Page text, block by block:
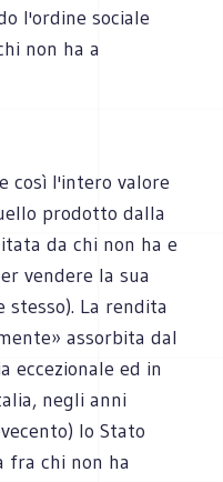
l'ordine sociale
non ha a
così l'intero valore
prodotto dalla
da chi non ha e
vendere la sua
La rendita
assorbita dal
eccezionale ed in
negli anni
lo Stato
fra chi non ha